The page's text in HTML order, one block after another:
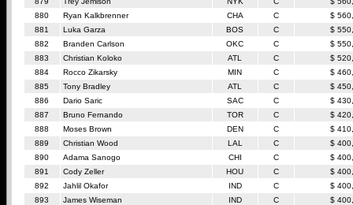
880
Ryan Kalkbrenner CHA C
$
881
Luka Garza BOS C
$
882
Branden Carlson OKC C
$
883
Christian Koloko ATL C
$
884
Rocco Zikarsky MIN C
$
885
Tony Bradley ATL C
$
886
Dario Saric SAC C
$
887
Bruno Fernando TOR C
$
888
Moses Brown DEN C
$
889
Christian Wood LAL C
$
890
Adama Sanogo CHI C
$
891
Cody Zeller HOU C
$
892
Jahlil Okafor IND C
$
893
James Wiseman IND C
$